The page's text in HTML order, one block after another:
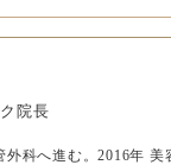
院長
科へ進む。2016年